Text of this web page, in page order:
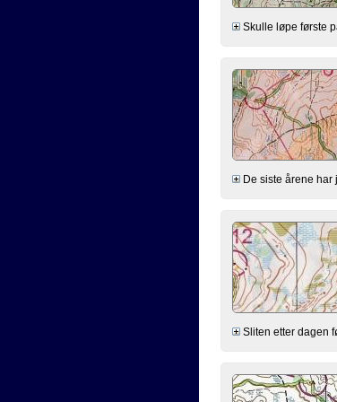
Skulle løpe første
De siste årene har
Sliten etter dagen